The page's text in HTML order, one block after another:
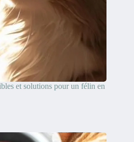
et solutions pour un félin en